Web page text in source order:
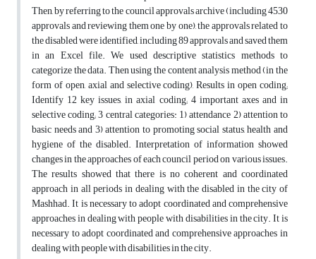
Then, by referring to the council approvals archive (including 4530
approvals and reviewing them one by one), the approvals related to
the disabled were identified, including 89 approvals and saved them
in an Excel file. We used descriptive statistics methods to
categorize the data. Then using the content analysis method (in the
form of open, axial and selective coding), Results in open coding;
Identify 12 key issues, in axial coding; 4 important axes and in
selective coding; 3 central categories: 1) attendance 2) attention to
basic needs and 3) attention to promoting social status, health and
hygiene of the disabled. Interpretation of information showed
changes in the approaches of each council period on various issues.
The results showed that there is no coherent and coordinated
approach in all periods in dealing with the disabled in the city of
Mashhad. It is necessary to adopt coordinated and comprehensive
approaches in dealing with people with disabilities in the city. It is
necessary to adopt coordinated and comprehensive approaches in
dealing with people with disabilities in the city.